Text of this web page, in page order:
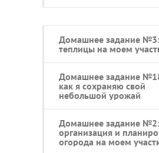
Домашнее задание №3:
теплицы на моем
Домашнее задание
как я сохраняю свой
небольшой урожай
Домашнее задание №2:
организация и
огорода на моем